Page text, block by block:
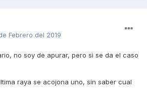
Febrero del 2019
no soy de apurar, pero si se da el caso
raya se acojona uno, sin saber cual